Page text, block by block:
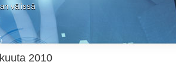
välissä
2010